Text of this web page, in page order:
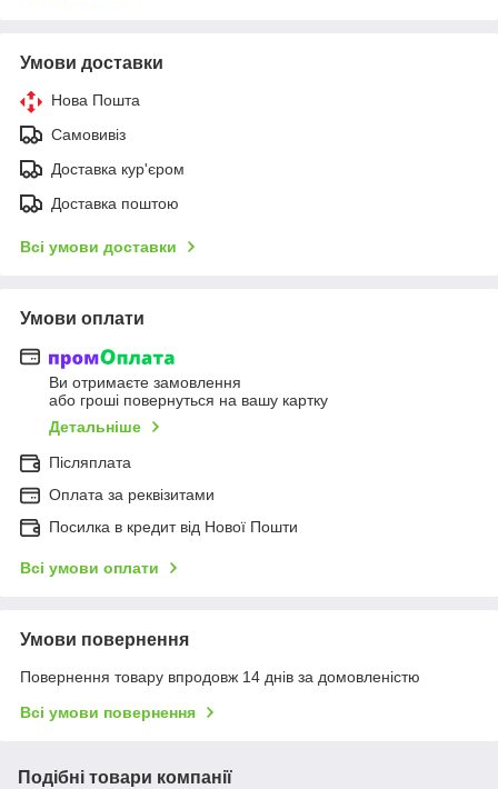
Умови доставки
Нова Пошта
Самовивіз
Доставка кур'єром
Доставка поштою
Всі умови доставки
Умови оплати
Ви отримаєте замовлення
або гроші повернуться на вашу картку
Детальніше
Післяплата
Оплата за реквізитами
Посилка в кредит від Нової Пошти
Всі умови оплати
Умови повернення
Повернення товару впродовж 14 днів за домовленістю
Всі умови повернення
Подібні товари компанії